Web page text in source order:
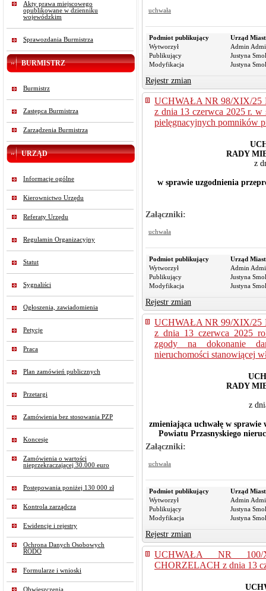
Akty prawa miejscowego
opublikowane w dzienniku
wojewódzkim
Sprawozdania Burmistrza
BURMISTRZ
Burmistrz
Zastępca Burmistrza
Zarządzenia Burmistrza
URZĄD
Informacje ogólne
Kierownictwo Urzędu
Referaty Urzędu
Regulamin Organizacyjny
Statut
Sygnaliści
Ogłoszenia, zawiadomienia
Petycje
Praca
Plan zamówień publicznych
Przetargi
Zamówienia bez stosowania PZP
Koncesje
Zamówienia o wartości
nieprzekraczającej 30.000 euro
Postępowania poniżej 130 000 zł
Kontrola zarządcza
Ewidencje i rejestry
Ochrona Danych Osobowych
RODO
Formularze i wnioski
Obwieszczenia
uchwała
Podmiot publikujący
Urząd
Wytworzył
Admin
Publikujący
Justyna
Modyfikacja
Justyna
Rejestr zmian
UCHWAŁA NR 98/XIX/25
z dnia 13 czerwca 2025 r. w
pielęgnacyjnych pomników
RADY
z
w sprawie uzgodnienia
Załączniki:
uchwała
Podmiot publikujący
Urząd
Wytworzył
Admin
Publikujący
Justyna
Modyfikacja
Justyna
Rejestr zmian
UCHWAŁA NR 99/XIX/25
z dnia 13 czerwca 2025
zgody na dokonanie
nieruchomości stanowiącej
RADY
z
zmieniająca uchwałę w sprawie
Powiatu Przasnyskiego
Załączniki:
uchwała
Podmiot publikujący
Urząd
Wytworzył
Admin
Publikujący
Justyna
Modyfikacja
Justyna
Rejestr zmian
UCHWAŁA NR
CHORZELACH z dnia 13